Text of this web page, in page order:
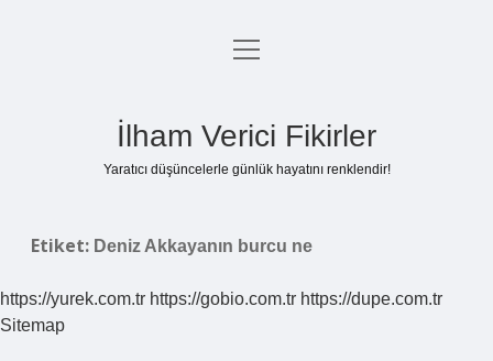
Anasayfa
menüyü
İlham Verici Fikirler
Yaratıcı düşüncelerle günlük hayatını renklendir!
Etiket: Deniz Akkayanın burcu ne
https://yurek.com.tr https://gobio.com.tr https://dupe.com.tr
Sitemap